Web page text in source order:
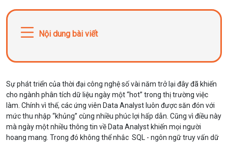
Nội dung bài viết
Sự phát triển của thời đại công nghệ số vài năm trở lại đây đã khiến
cho ngành phân tích dữ liệu ngày một “hot” trong thị trường việc
làm. Chính vì thế, các ứng viên Data Analyst luôn được săn đón với
mức thu nhập “khủng” cùng nhiều phúc lợi hấp dẫn. Cũng vì điều này
mà ngày một nhiều thông tin về Data Analyst khiến mọi người
hoang mang. Trong đó không thể nhắc SQL - ngôn ngữ truy vấn dữ